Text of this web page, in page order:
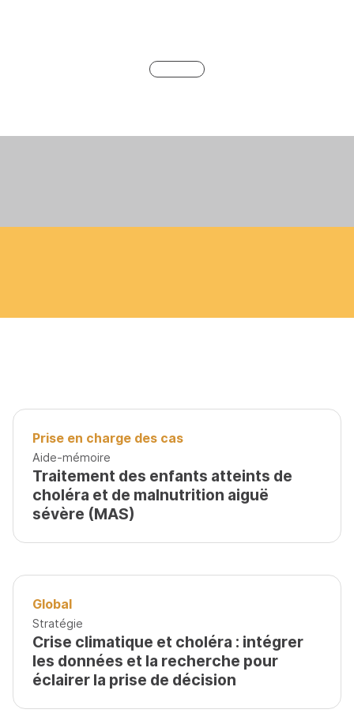
Prise en charge des cas
Aide-mémoire
Traitement des enfants atteints de
choléra et de malnutrition aiguë
sévère (MAS)
Global
Stratégie
Crise climatique et choléra : intégrer
les données et la recherche pour
éclairer la prise de décision